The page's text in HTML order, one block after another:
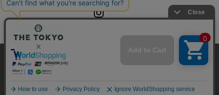
© TOKYO BASE CO., LTD
当サイトはクッキー(cookie)を使用します。クッキーはサイト内
の一部の機能および、サイトの使用状況の分析からマーケティ
ング活動に利用することを目的としています。
プライバシーポリシーはこちら